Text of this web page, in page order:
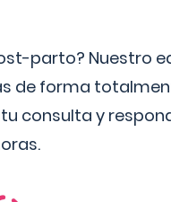
parto? Nuestro
de forma
consulta y